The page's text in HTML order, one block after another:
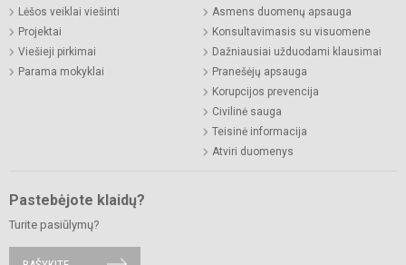
Lėšos veiklai viešinti
Projektai
Viešieji pirkimai
Parama mokyklai
Asmens duomenų apsauga
Konsultavimasis su visuomene
Dažniausiai užduodami klausimai
Pranešėjų apsauga
Korupcijos prevencija
Civilinė sauga
Teisinė informacija
Atviri duomenys
Pastebėjote klaidų?
Turite pasiūlymų?